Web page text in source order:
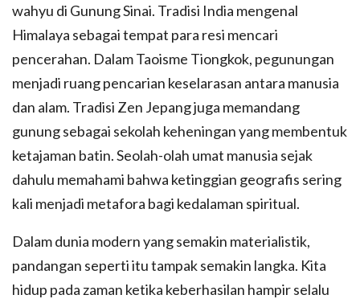
wahyu di Gunung Sinai. Tradisi India mengenal
Himalaya sebagai tempat para resi mencari
pencerahan. Dalam Taoisme Tiongkok, pegunungan
menjadi ruang pencarian keselarasan antara manusia
dan alam. Tradisi Zen Jepang juga memandang
gunung sebagai sekolah keheningan yang membentuk
ketajaman batin. Seolah-olah umat manusia sejak
dahulu memahami bahwa ketinggian geografis sering
kali menjadi metafora bagi kedalaman spiritual.
Dalam dunia modern yang semakin materialistik,
pandangan seperti itu tampak semakin langka. Kita
hidup pada zaman ketika keberhasilan hampir selalu